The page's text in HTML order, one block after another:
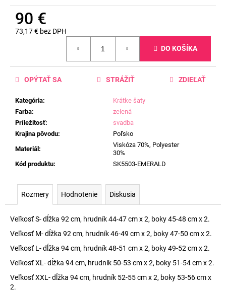
90 €
73,17 € bez DPH
DO KOŠÍKA
Kategória:
Krátke šaty
Farba:
zelená
Príležitosť:
svadba
Krajina pôvodu:
Poľsko
Materiál:
Viskóza 70%, Polyester
30%
Kód produktu: SK5503-EMERALD
OPÝTAŤ SA STRÁŽIŤ ZDIEĽAŤ
Rozmery Hodnotenie Diskusia
Veľkosť S- dĺžka 92 cm, hrudník 44-47 cm x 2, boky 45-48 cm x 2.
Veľkosť M- dĺžka 92 cm, hrudník 46-49 cm x 2, boky 47-50 cm x 2.
Veľkosť L- dĺžka 94 cm, hrudník 48-51 cm x 2, boky 49-52 cm x 2.
Veľkosť XL- dĺžka 94 cm, hrudník 50-53 cm x 2, boky 51-54 cm x 2.
Veľkosť XXL- dĺžka 94 cm, hrudník 52-55 cm x 2, boky 53-56 cm x
2.